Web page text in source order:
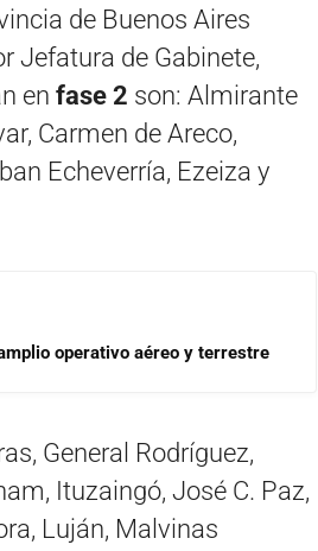
de Buenos Aires
Jefatura de Gabinete,
en fase 2 son: Almirante
Carmen de Areco,
Echeverría, Ezeiza y
operativo aéreo y terrestre
General Rodríguez,
Ituzaingó, José C. Paz,
Luján, Malvinas